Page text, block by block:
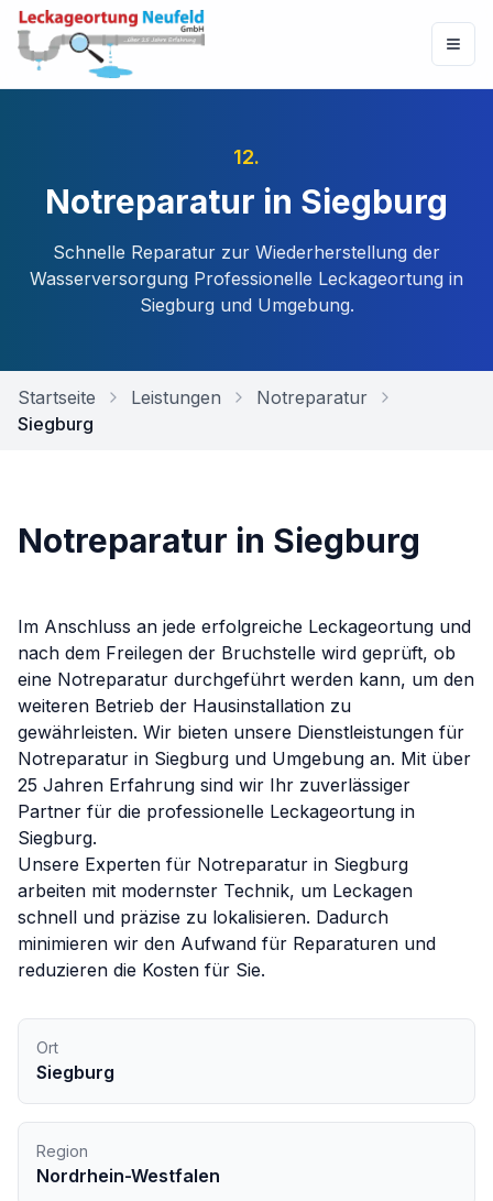
12.
Notreparatur in Siegburg
Schnelle Reparatur zur Wiederherstellung der
Wasserversorgung Professionelle Leckageortung in
Siegburgund Umgebung.
Startseite Leistungen
Notreparatur
Siegburg
Notreparatur in Siegburg
Im Anschluss an jede erfolgreiche Leckageortung und
nach dem Freilegen der Bruchstelle wird geprüft, ob
eine Notreparatur durchgeführt werden kann, um den
weiteren Betrieb der Hausinstallation zu
gewährleisten. Wir bieten unsere Dienstleistungen für
Notreparatur in Siegburg und Umgebung an. Mit über
25 Jahren Erfahrung sind wir Ihr zuverlässiger
Partner für die professionelle Leckageortung in
Siegburg.
Unsere Experten für Notreparatur in Siegburg
arbeiten mit modernster Technik, um Leckagen
schnell und präzise zu lokalisieren. Dadurch
minimieren wir den Aufwand für Reparaturen und
reduzieren die Kosten für Sie.
Ort
Siegburg
Region
Nordrhein-Westfalen